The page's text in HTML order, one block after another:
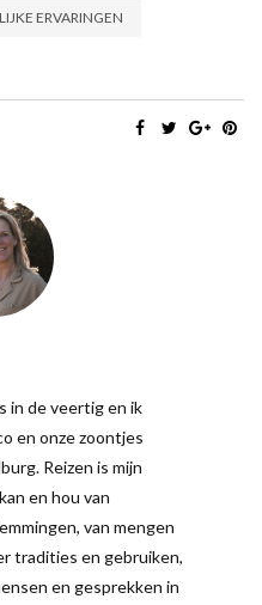
ERVARINGEN
in de veertig en ik
en onze zoontjes
Reizen is mijn
en hou van
van mengen
tradities en gebruiken,
en gesprekken in